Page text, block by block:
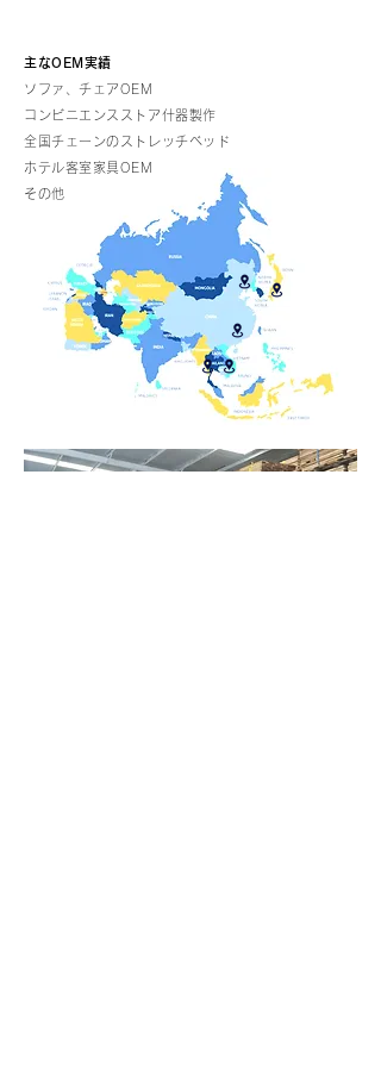
主なOEM実績
ソファ、チェアOEM
コンビニエンスストア什器製作
全国チェーンのストレッチベッド
ホテル客室家具OEM
その他